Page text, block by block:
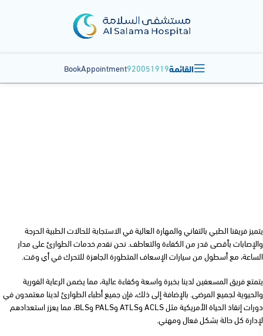
القائمة920051919
BookAppointment
يتميز فريقنا الطبي بالتفاني والمهارة العالية في الاستجابة للحالات الطبية الحرجة
والإصابات بأقصى قدر من الكفاءة والتعاطف. نحن نقدم خدمات الطوارئ على مدار
الساعة، مع أسطول من سيارات الإسعاف المتطورة الجاهزة للتحرك في أي وقت.
يتمتع فريق المسعفين لدينا بخبرة واسعة وكفاءة عالية، مما يضمن الرعاية الفورية
والحيوية لجميع المرضى. بالإضافة إلى ذلك، فإن جميع أطباء الطوارئ لدينا معتمدون في
دورات إنقاذ الحياة الأمريكية مثل ACLS وATLS وPALS وBLS، مما يعزز استعدادهم
لإدارة كل حالة بشكل فعال ومهني.